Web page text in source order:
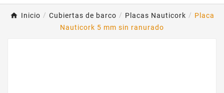
Inicio Cubiertas de barco Placas Nauticork
Placa
Nauticork 5 mm sin ranurado